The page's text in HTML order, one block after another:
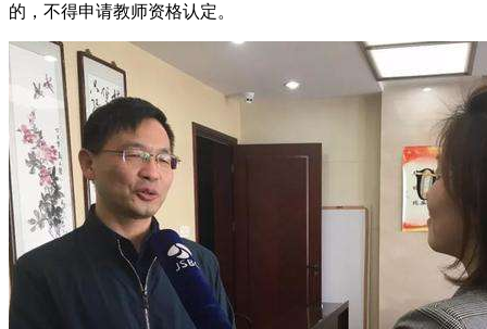
的，不得申请教师资格认定。